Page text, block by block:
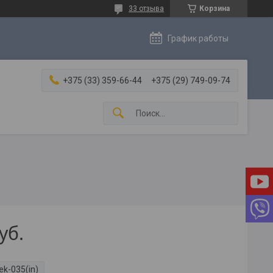
Корзина
33 отзыва
График работы
+375 (33) 359-66-44 +375 (29) 749-09-74
ek-035(in)